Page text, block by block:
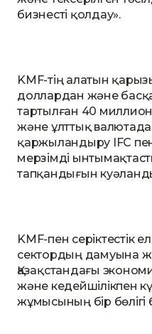
бизнесті қолдау».
KMF-тің алатын
доллардан және
тартылған 40
және ұлттық валютада
қаржыландыру IFC
мерзімді
тапқандығын
KMF-пен серіктестік
сектордың дамуына
Қазақстандағы
және кедейшілікпен
жұмысының бір